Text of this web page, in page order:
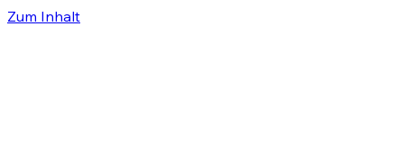
Zum Inhalt